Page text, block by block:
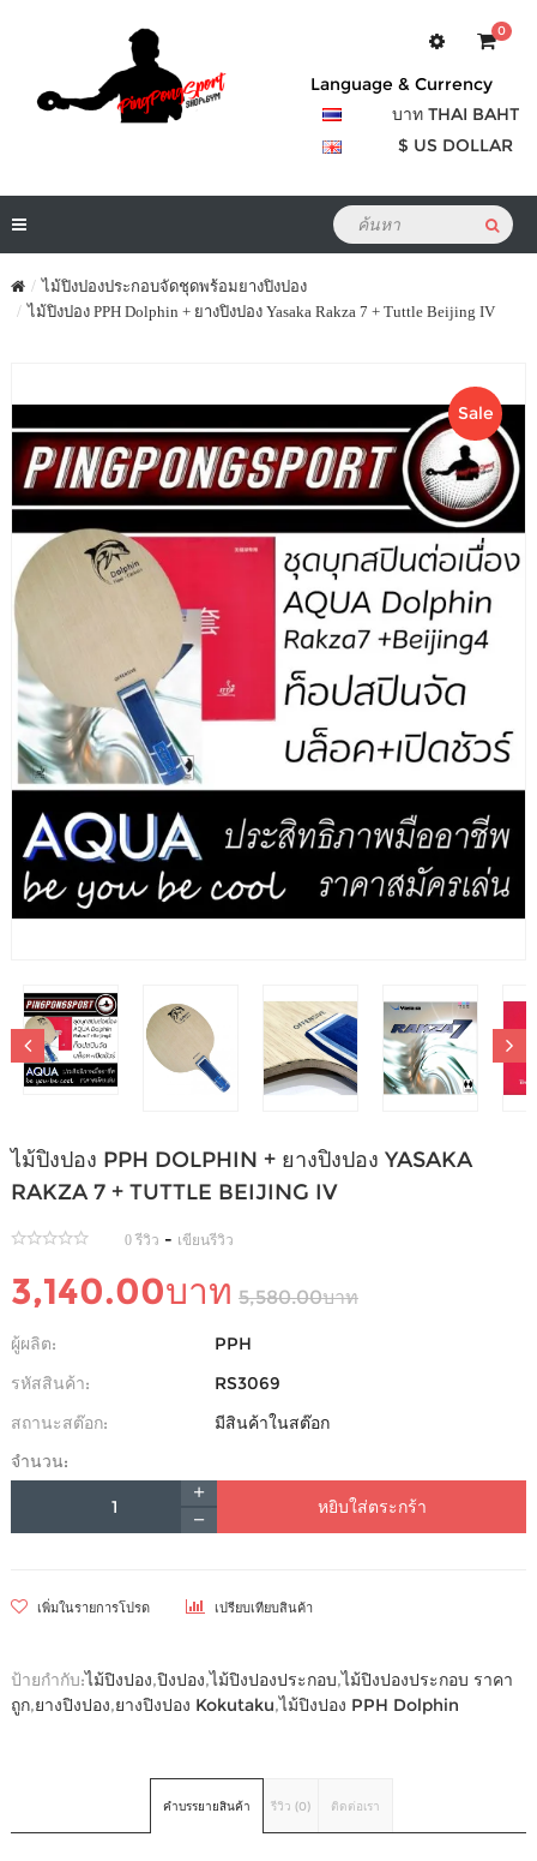
0
Language & Currency
บาท THAI BAHT
$ US DOLLAR
ไม้ปิงปองประกอบจัดชุดพร้อมยางปิงปอง
ไม้ปิงปอง PPH Dolphin + ยางปิงปอง Yasaka Rakza 7 + Tuttle Beijing IV
Sale
ไม้ปิงปอง PPH DOLPHIN + ยางปิงปอง YASAKA
RAKZA 7 + TUTTLE BEIJING IV
0 รีวิว - เขียนรีวิว
3,140.00บาท 5,580.00บาท
ผู้ผลิต:
PPH
รหัสสินค้า:
RS3069
สถานะสต๊อก:
มีสินค้าในสต๊อก
จำนวน:
หยิบใส่ตระกร้า
เพิ่มในรายการโปรด เปรียบเทียบสินค้า
ป้ายกำกับ:ไม้ปิงปอง,ปิงปอง,ไม้ปิงปองประกอบ,ไม้ปิงปองประกอบ ราคา
ถูก,ยางปิงปอง,ยางปิงปอง Kokutaku,ไม้ปิงปอง PPH Dolphin
คำบรรยายสินค้า รีวิว (0) ติดต่อเรา